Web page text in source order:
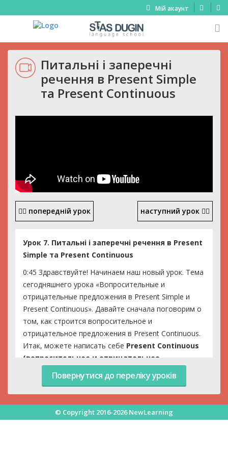
Мій акаунт
Питальні і заперечні
речення в Present Simple
та Present Continuous
попередній урок наступний урок
Урок 7. Питальні і заперечні речення в Present
Simple та Present Continuous
0:45 Здравствуйте! Начинаем наш новый урок. Тема
сегодняшнего урока «Вопросительные и
отрицательные предложения в Present Simple и
Present Continuous». Давайте сначала поговорим о
том, как строится вопросительное и
отрицательное предложения в Present Continuous.
Итак, можете написать себе Present Continuous
(вопросительное и отрицательное
по-русски, вы их тоже напишите, и вместе будем
переводить. Берем простейшее предложение, с
которого мы начинали:Он читает. Он не читает.
Он читает?Давайте запишем еще один вопрос, в
Повернутися до переліку уроків
© Copyright 2016-2026 NewLearning